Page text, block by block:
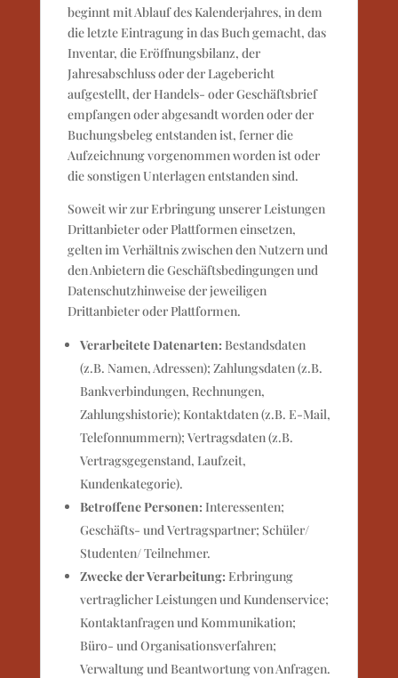
beginnt mit Ablauf des Kalenderjahres, in dem
die letzte Eintragung in das Buch gemacht, das
Inventar, die Eröffnungsbilanz, der
Jahresabschluss oder der Lagebericht
aufgestellt, der Handels- oder Geschäftsbrief
empfangen oder abgesandt worden oder der
Buchungsbeleg entstanden ist, ferner die
Aufzeichnung vorgenommen worden ist oder
die sonstigen Unterlagen entstanden sind.
Soweit wir zur Erbringung unserer Leistungen
Drittanbieter oder Plattformen einsetzen,
gelten im Verhältnis zwischen den Nutzern und
den Anbietern die Geschäftsbedingungen und
Datenschutzhinweise der jeweiligen
Drittanbieter oder Plattformen.
Verarbeitete Datenarten: Bestandsdaten
(z.B. Namen, Adressen); Zahlungsdaten (z.B.
Bankverbindungen, Rechnungen,
Zahlungshistorie); Kontaktdaten (z.B. E-Mail,
Telefonnummern); Vertragsdaten (z.B.
Vertragsgegenstand, Laufzeit,
Kundenkategorie).
Betroffene Personen: Interessenten;
Geschäfts- und Vertragspartner; Schüler/
Studenten/ Teilnehmer.
Zwecke der Verarbeitung: Erbringung
vertraglicher Leistungen und Kundenservice;
Kontaktanfragen und Kommunikation;
Büro- und Organisationsverfahren;
Verwaltung und Beantwortung von Anfragen.